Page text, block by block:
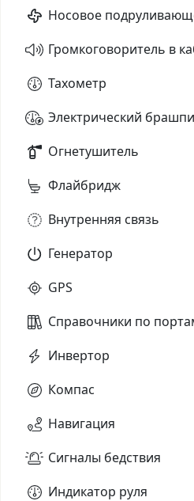
Носовое
Громкоговоритель в
Тахометр
Электрический
Огнетушитель
Флайбридж
Внутренняя связь
Генератор
GPS
Справочники по
Инвертор
Компас
Навигация
Сигналы бедствия
Индикатор руля